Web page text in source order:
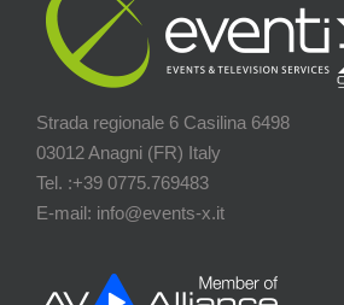
Strada regionale 6 Casilina 6498
03012 Anagni (FR) Italy
Tel. :+39 0775.769483
E-mail: info@events-x.it